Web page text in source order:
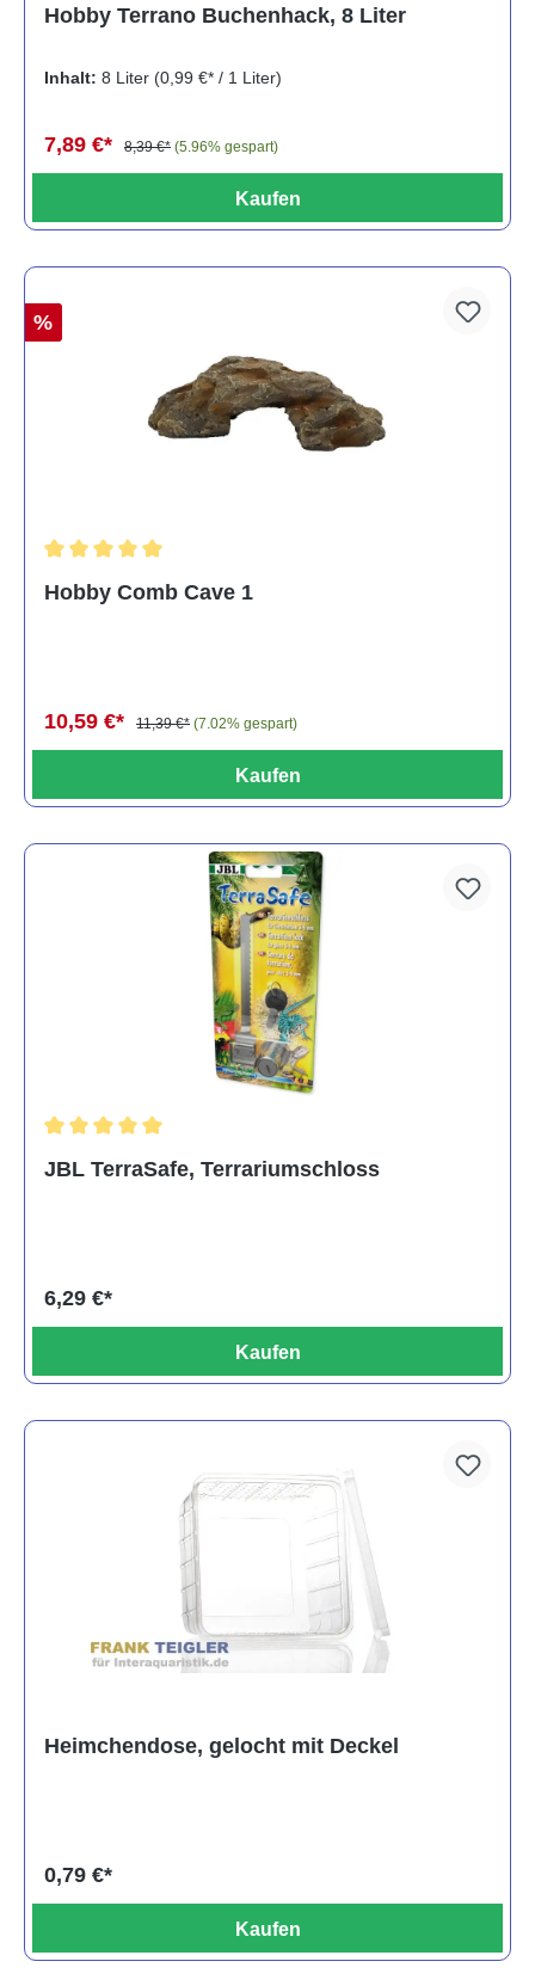
Hobby Terrano Buchenhack, 8 Liter
Inhalt: 8 Liter (0,99 €* / 1 Liter)
7,89 €* 8,39 €* (5.96% gespart)
Kaufen
%
Hobby Comb Cave 1
10,59 €* 11,39 €* (7.02% gespart)
Kaufen
JBL TerraSafe, Terrariumschloss
6,29 €*
Kaufen
Heimchendose, gelocht mit Deckel
0,79 €*
Kaufen